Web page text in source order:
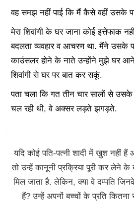
वह समझ नहीं पाई कि मैं कैसे वहीं उसके
मेरा शिवांगी के घर जाना कोई इत्तेफाक
बदलता व्यवहार व आचरण था. मैंने उसके
काउंसलर होने के नाते उन्होंने मुझे घर आने
शिवांगी से घर पर बात कर सकूं.
पता चला कि गत तीन चार सालों से उसके
चल रही थी, वे अक्सर लड़ते झगड़ते.
यदि कोई पति-पत्नी शादी में खुश नहीं
तो उन्हें कानूनी प्रक्रिया पूरी कर लेने
मिल जाता है. लेकिन, क्या वे दम्पति
हैं? उन्हें अपनों बच्चों के प्रति कितना